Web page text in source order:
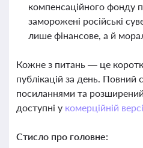
компенсаційного фонду
заморожені російські
лише фінансове, а й
Кожне з питань — це
публікацій за день.
посиланнями та
доступні у комерційній
Стисло про головне: